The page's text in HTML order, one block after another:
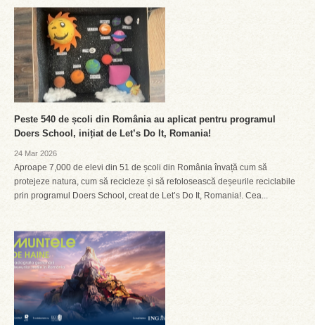
Peste 540 de școli din România au aplicat pentru programul
Doers School, inițiat de Let’s Do It, Romania!
24 Mar 2026
Aproape 7,000 de elevi din 51 de școli din România învață cum să
protejeze natura, cum să recicleze și să refolosească deșeurile reciclabile
prin programul Doers School, creat de Let’s Do It, Romania!. Cea...